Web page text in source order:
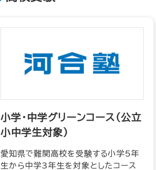
小学・中学グリーンコース（公立
小中学生対象）
愛知県で難関高校を受験する小学5年
生から中学3年生を対象としたコース